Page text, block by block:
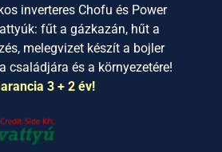
inverteres Chofu és Power
fűt a gázkazán, hűt a
melegvizet készít a bojler
családjára és a környezetére!
3 + 2 év!